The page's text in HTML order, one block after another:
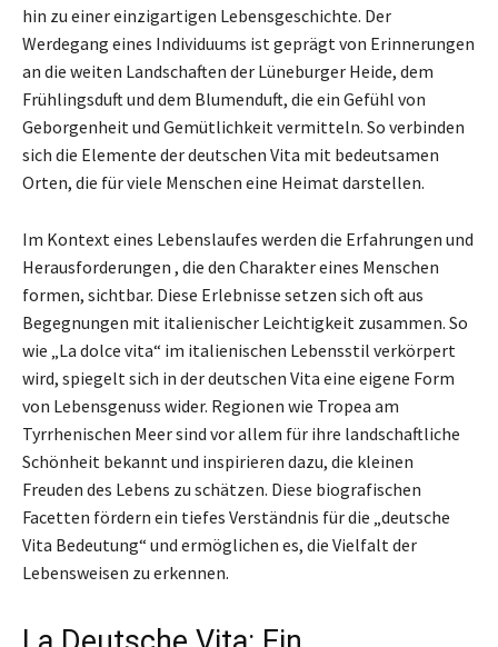
hin zu einer einzigartigen Lebensgeschichte. Der
Werdegang eines Individuums ist geprägt von Erinnerungen
an die weiten Landschaften der Lüneburger Heide, dem
Frühlingsduft und dem Blumenduft, die ein Gefühl von
Geborgenheit und Gemütlichkeit vermitteln. So verbinden
sich die Elemente der deutschen Vita mit bedeutsamen
Orten, die für viele Menschen eine Heimat darstellen.
Im Kontext eines Lebenslaufes werden die Erfahrungen und
Herausforderungen , die den Charakter eines Menschen
formen, sichtbar. Diese Erlebnisse setzen sich oft aus
Begegnungen mit italienischer Leichtigkeit zusammen. So
wie „La dolce vita“ im italienischen Lebensstil verkörpert
wird, spiegelt sich in der deutschen Vita eine eigene Form
von Lebensgenuss wider. Regionen wie Tropea am
Tyrrhenischen Meer sind vor allem für ihre landschaftliche
Schönheit bekannt und inspirieren dazu, die kleinen
Freuden des Lebens zu schätzen. Diese biografischen
Facetten fördern ein tiefes Verständnis für die „deutsche
Vita Bedeutung“ und ermöglichen es, die Vielfalt der
Lebensweisen zu erkennen.